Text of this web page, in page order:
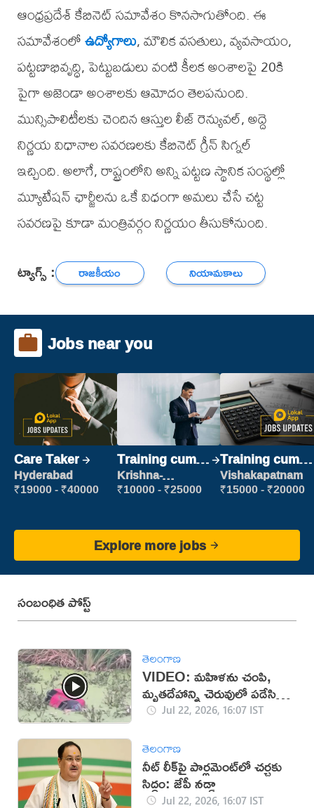
ఆంధ్రప్రదేశ్ కేబినెట్ సమావేశం కొనసాగుతోంది. ఈ
సమావేశంలోఉద్యోగాలు, మౌలిక వసతులు, వ్యవసాయం,
పట్టణాభివృద్ధి, పెట్టుబడులు వంటి కీలక అంశాలపై 20కి
పైగా అజెండా అంశాలకు ఆమోదం తెలపనుంది.
మున్సిపాలిటీలకు చెందిన ఆస్తుల లీజ్‌ రెన్యువల్, అద్దె
నిర్ణయ విధానాల సవరణలకు కేబినెట్ గ్రీన్ సిగ్నల్
ఇచ్చింది. అలాగే, రాష్ట్రంలోని అన్ని పట్టణ స్థానిక సంస్థల్లో
మ్యూటేషన్ ఛార్జీలను ఒకే విధంగా అమలు చేసే చట్ట
సవరణపై కూడా మంత్రివర్గం నిర్ణయం తీసుకోనుంది.
ట్యాగ్స్ : రాజకీయం నియామకాలు
Jobs near you
Care Taker
Hyderabad
₹19000 - ₹40000
Training cum
Placement
Krishna-
vijayawada
₹10000 - ₹25000
Training cum
Placement
Vishakapatnam
₹15000 - ₹20000
Explore more jobs
సంబంధిత పోస్ట్
తెలంగాణ
VIDEO: మహిళను చంపి,
మృతదేహాన్ని చెరువులో పడేసిన
దుండగులు!
Jul 22, 2026, 16:07 IST
తెలంగాణ
నీట్ లీక్‌పై పార్లమెంట్‌లో చర్చకు
సిద్ధం: జేపీ నడ్డా
Jul 22, 2026, 16:07 IST